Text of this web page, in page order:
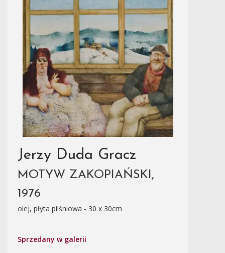
Jerzy Duda Gracz
MOTYW ZAKOPIAŃSKI,
1976
olej, płyta pilśniowa - 30 x 30cm
Sprzedany w galerii